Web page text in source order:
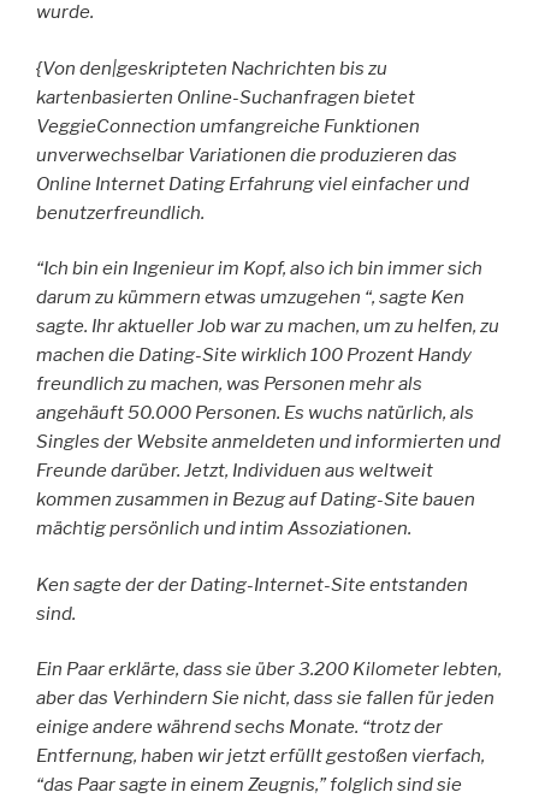
wurde.
{Von den|geskripteten Nachrichten bis zu
kartenbasierten Online-Suchanfragen bietet
VeggieConnection umfangreiche Funktionen
unverwechselbar Variationen die produzieren das
Online Internet Dating Erfahrung viel einfacher und
benutzerfreundlich.
“Ich bin ein Ingenieur im Kopf, also ich bin immer sich
darum zu kümmern etwas umzugehen “, sagte Ken
sagte. Ihr aktueller Job war zu machen, um zu helfen, zu
machen die Dating-Site wirklich 100 Prozent Handy
freundlich zu machen, was Personen mehr als
angehäuft 50.000 Personen. Es wuchs natürlich, als
Singles der Website anmeldeten und informierten und
Freunde darüber. Jetzt, Individuen aus weltweit
kommen zusammen in Bezug auf Dating-Site bauen
mächtig persönlich und intim Assoziationen.
Ken sagte der der Dating-Internet-Site entstanden
sind.
Ein Paar erklärte, dass sie über 3.200 Kilometer lebten,
aber das Verhindern Sie nicht, dass sie fallen für jeden
einige andere während sechs Monate. “trotz der
Entfernung, haben wir jetzt erfüllt gestoßen vierfach,
“das Paar sagte in einem Zeugnis,” folglich sind sie